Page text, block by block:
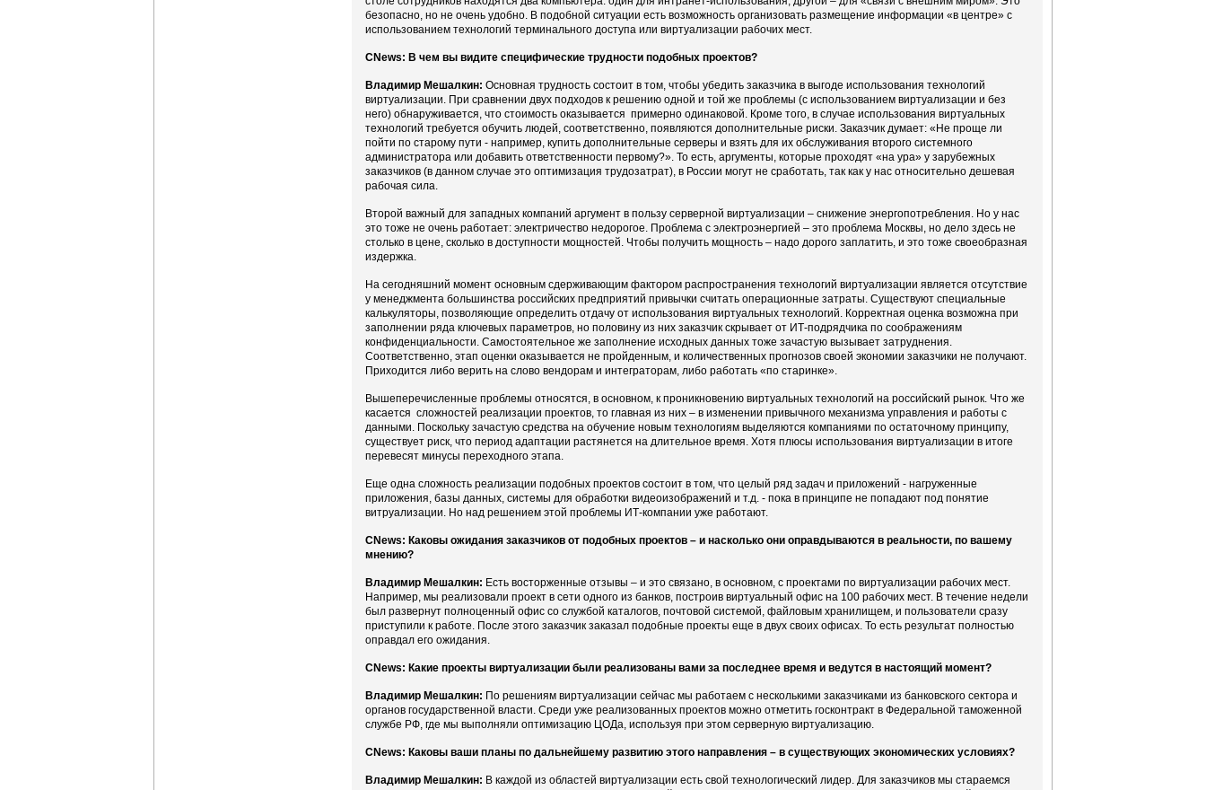
безопасно, но не очень удобно. В подобной ситуации есть возможность организовать размещение информации «в центре» с
использованием технологий терминального доступа или виртуализации рабочих мест.
CNews: В чем вы видите специфические трудности подобных проектов?
Владимир Мешалкин: Основная трудность состоит в том, чтобы убедить заказчика в выгоде использования технологий
виртуализации. При сравнении двух подходов к решению одной и той же проблемы (с использованием виртуализации и без
него) обнаруживается, что стоимость оказывается примерно одинаковой. Кроме того, в случае использования виртуальных
технологий требуется обучить людей, соответственно, появляются дополнительные риски. Заказчик думает: «Не проще ли
пойти по старому пути - например, купить дополнительные серверы и взять для их обслуживания второго системного
администратора или добавить ответственности первому?». То есть, аргументы, которые проходят «на ура» у зарубежных
заказчиков (в данном случае это оптимизация трудозатрат), в России могут не сработать, так как у нас относительно дешевая
рабочая сила.
Второй важный для западных компаний аргумент в пользу серверной виртуализации – снижение энергопотребления. Но у нас
это тоже не очень работает: электричество недорогое. Проблема с электроэнергией – это проблема Москвы, но дело здесь не
столько в цене, сколько в доступности мощностей. Чтобы получить мощность – надо дорого заплатить, и это тоже своеобразная
издержка.
На сегодняшний момент основным сдерживающим фактором распространения технологий виртуализации является отсутствие
у менеджмента большинства российских предприятий привычки считать операционные затраты. Существуют специальные
калькуляторы, позволяющие определить отдачу от использования виртуальных технологий. Корректная оценка возможна при
заполнении ряда ключевых параметров, но половину из них заказчик скрывает от ИТ-подрядчика по соображениям
конфиденциальности. Самостоятельное же заполнение исходных данных тоже зачастую вызывает затруднения.
Соответственно, этап оценки оказывается не пройденным, и количественных прогнозов своей экономии заказчики не получают.
Приходится либо верить на слово вендорам и интеграторам, либо работать «по старинке».
Вышеперечисленные проблемы относятся, в основном, к проникновению виртуальных технологий на российский рынок. Что же
касается сложностей реализации проектов, то главная из них – в изменении привычного механизма управления и работы с
данными. Поскольку зачастую средства на обучение новым технологиям выделяются компаниями по остаточному принципу,
существует риск, что период адаптации растянется на длительное время. Хотя плюсы использования виртуализации в итоге
перевесят минусы переходного этапа.
Еще одна сложность реализации подобных проектов состоит в том, что целый ряд задач и приложений - нагруженные
приложения, базы данных, системы для обработки видеоизображений и т.д. - пока в принципе не попадают под понятие
витруализации. Но над решением этой проблемы ИТ-компании уже работают.
CNews: Каковы ожидания заказчиков от подобных проектов – и насколько они оправдываются в реальности, по вашему
мнению?
Владимир Мешалкин: Есть восторженные отзывы – и это связано, в основном, с проектами по виртуализации рабочих мест.
Например, мы реализовали проект в сети одного из банков, построив виртуальный офис на 100 рабочих мест. В течение недели
был развернут полноценный офис со службой каталогов, почтовой системой, файловым хранилищем, и пользователи сразу
приступили к работе. После этого заказчик заказал подобные проекты еще в двух своих офисах. То есть результат полностью
оправдал его ожидания.
CNews: Какие проекты виртуализации были реализованы вами за последнее время и ведутся в настоящий момент?
Владимир Мешалкин: По решениям виртуализации сейчас мы работаем с несколькими заказчиками из банковского сектора и
органов государственной власти. Среди уже реализованных проектов можно отметить госконтракт в Федеральной таможенной
службе РФ, где мы выполняли оптимизацию ЦОДа, используя при этом серверную виртуализацию.
CNews: Каковы ваши планы по дальнейшему развитию этого направления – в существующих экономических условиях?
Владимир Мешалкин: В каждой из областей виртуализации есть свой технологический лидер. Для заказчиков мы стараемся